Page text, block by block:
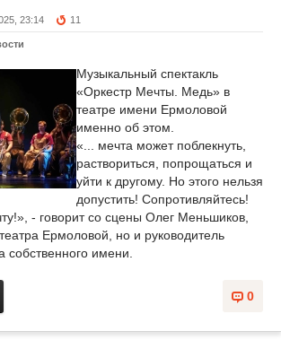
23:14 11
Музыкальный спектакль
«Оркестр Мечты. Медь» в
театре имени Ермоловой
именно об этом.
«... мечта может поблекнуть,
раствориться, попрощаться и
уйти к другому. Но этого нельзя
допустить! Сопротивляйтесь!
- говорит со сцены Олег Меньшиков,
Ермоловой, но и руководитель
собственного имени.
0